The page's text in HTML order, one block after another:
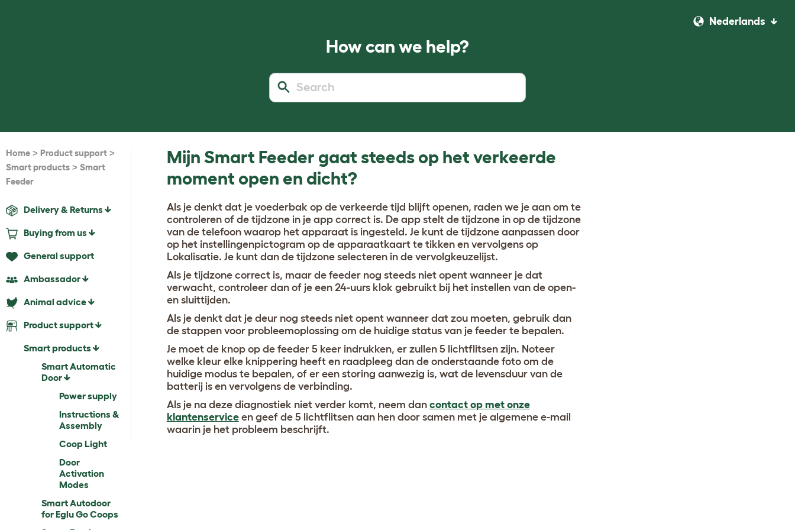
Nederlands
How can we help?
Home > Product support >
Smart products > Smart
Feeder
Delivery & Returns
Buying from us
General support
Ambassador
Animal advice
Product support
Smart products
Smart Automatic
Door
Power supply
Instructions &
Assembly
Coop Light
Door
Activation
Modes
Smart Autodoor
for Eglu Go Coops
Mijn Smart Feeder gaat steeds op het verkeerde
moment open en dicht?
Als je denkt dat je voederbak op de verkeerde tijd blijft openen, raden we je aan om te
controleren of de tijdzone in je app correct is. De app stelt de tijdzone in op de tijdzone
van de telefoon waarop het apparaat is ingesteld. Je kunt de tijdzone aanpassen door
op het instellingenpictogram op de apparaatkaart te tikken en vervolgens op
Lokalisatie. Je kunt dan de tijdzone selecteren in de vervolgkeuzelijst.
Als je tijdzone correct is, maar de feeder nog steeds niet opent wanneer je dat
verwacht, controleer dan of je een 24-uurs klok gebruikt bij het instellen van de open-
en sluittijden.
Als je denkt dat je deur nog steeds niet opent wanneer dat zou moeten, gebruik dan
de stappen voor probleemoplossing om de huidige status van je feeder te bepalen.
Je moet de knop op de feeder 5 keer indrukken, er zullen 5 lichtflitsen zijn. Noteer
welke kleur elke knippering heeft en raadpleeg dan de onderstaande foto om de
huidige modus te bepalen, of er een storing aanwezig is, wat de levensduur van de
batterij is en vervolgens de verbinding.
Als je na deze diagnostiek niet verder komt, neem dan contact op met onze
klantenserviceen geef de 5 lichtflitsen aan hen door samen met je algemene e-mail
waarin je het probleem beschrijft.